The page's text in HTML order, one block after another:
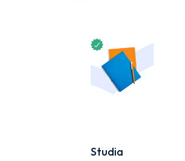
Studia